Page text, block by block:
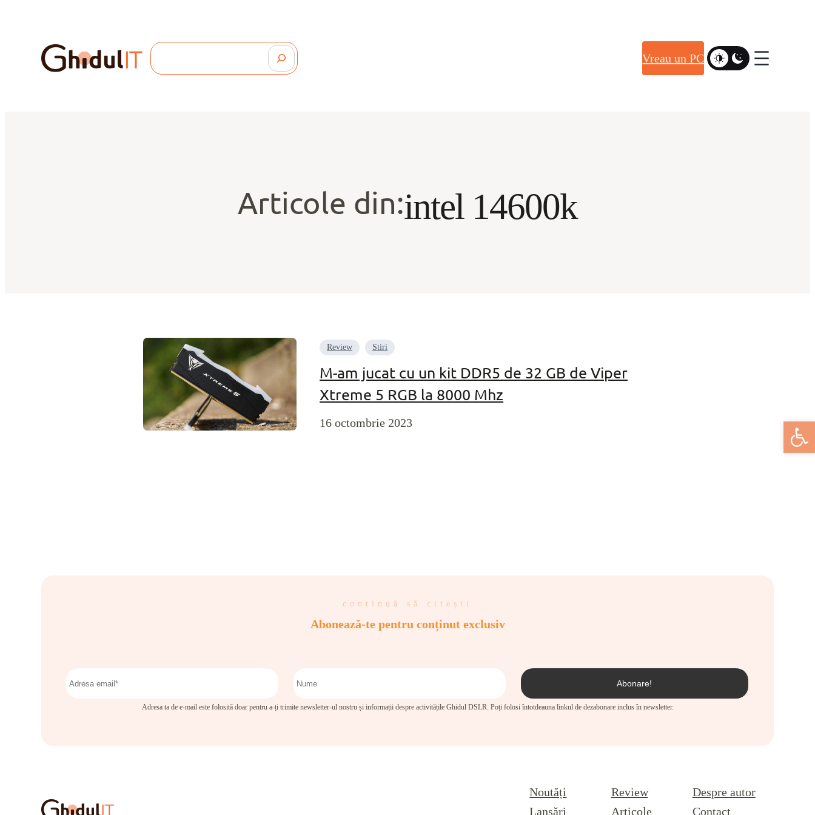
Deschide
Search
Vreau un PC
Articole din:intel 14600k
Review Stiri
M-am jucat cu un kit DDR5 de 32 GB de Viper
Xtreme 5 RGB la 8000 Mhz
16 octombrie 2023
continuă să citești
Abonează-te pentru conținut exclusiv
Adresa ta de e-mail este folosită doar pentru a-ți trimite newsletter-ul nostru și informații despre activitățile Ghidul DSLR. Poți folosi întotdeauna linkul de dezabonare inclus în newsletter.
Noutăți
Lansări
Review
Articole
Despre autor
Contact